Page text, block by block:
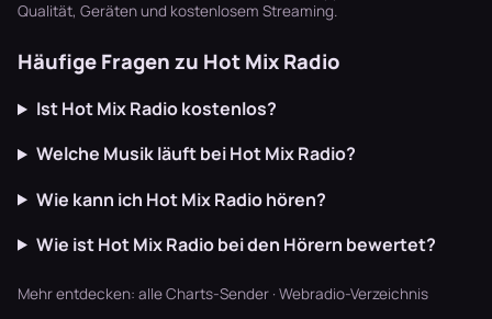
Qualität, Geräten und kostenlosem Streaming.
Häufige Fragen zu Hot Mix Radio
Ist Hot Mix Radio kostenlos?
Welche Musik läuft bei Hot Mix Radio?
Wie kann ich Hot Mix Radio hören?
Wie ist Hot Mix Radio bei den Hörern bewertet?
Mehr entdecken: alle Charts-Sender · Webradio-Verzeichnis